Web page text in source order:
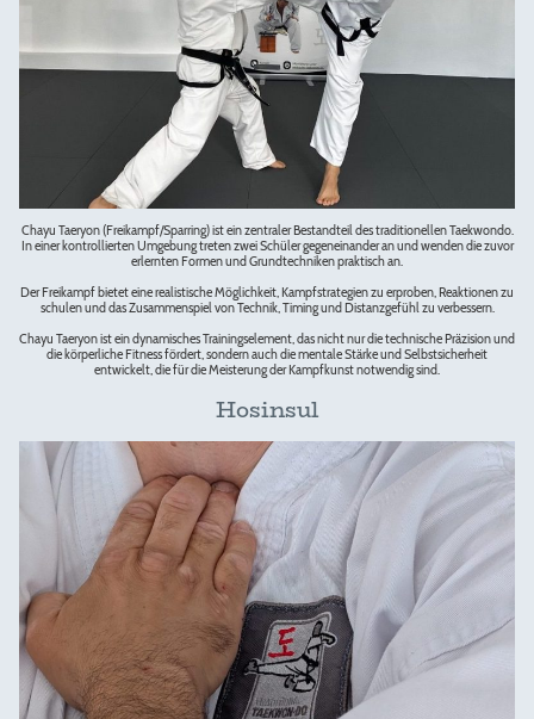
Chayu Taeryon (Freikampf/Sparring) ist ein zentraler Bestandteil des traditionellen Taekwondo.
In einer kontrollierten Umgebung treten zwei Schüler gegeneinander an und wenden die zuvor
erlernten Formen und Grundtechniken praktisch an.
Der Freikampf bietet eine realistische Möglichkeit, Kampfstrategien zu erproben, Reaktionen zu
schulen und das Zusammenspiel von Technik, Timing und Distanzgefühl zu verbessern.
Chayu Taeryon ist ein dynamisches Trainingselement, das nicht nur die technische Präzision und
die körperliche Fitness fördert, sondern auch die mentale Stärke und Selbstsicherheit
entwickelt, die für die Meisterung der Kampfkunst notwendig sind.
Hosinsul